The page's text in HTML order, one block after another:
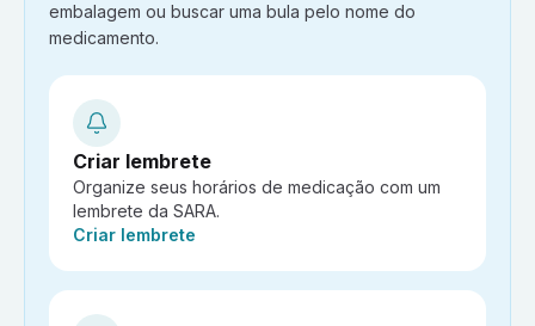
embalagem ou buscar uma bula pelo nome do
medicamento.
Criar lembrete
Organize seus horários de medicação com um
lembrete da SARA.
Ação:
Criar lembrete